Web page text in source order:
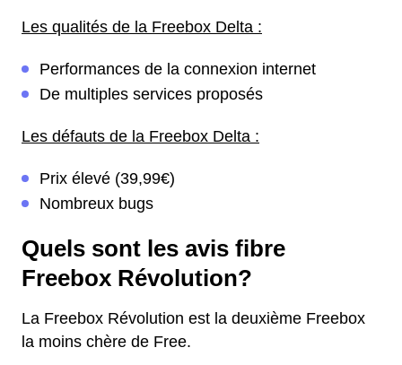
Les qualités de la Freebox Delta :
Performances de la connexion internet
De multiples services proposés
Les défauts de la Freebox Delta :
Prix élevé (39,99€)
Nombreux bugs
Quels sont les avis fibre
Freebox Révolution?
La Freebox Révolution est la deuxième Freebox
la moins chère de Free.